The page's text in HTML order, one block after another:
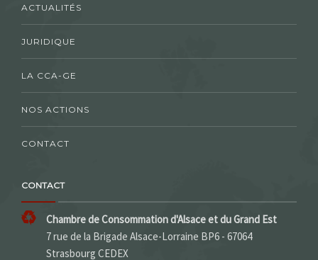
ACTUALITÉS
JURIDIQUE
LA CCA-GE
NOS ACTIONS
CONTACT
CONTACT
Chambre de Consommation d'Alsace et du Grand Est
7 rue de la Brigade Alsace-Lorraine BP6 - 67064
Strasbourg CEDEX